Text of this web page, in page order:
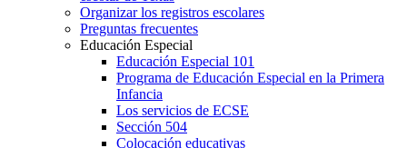
Organizar los registros escolares
Preguntas frecuentes
Educación Especial
Educación Especial 101
Programa de Educación Especial en la Primera
Infancia
Los servicios de ECSE
Sección 504
Colocación educativas